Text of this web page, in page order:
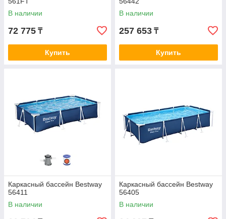
В наличии
72 775 ₸
Купить
В наличии
257 653 ₸
Купить
Каркасный бассейн Bestway
56411
В наличии
Каркасный бассейн Bestway
56405
В наличии